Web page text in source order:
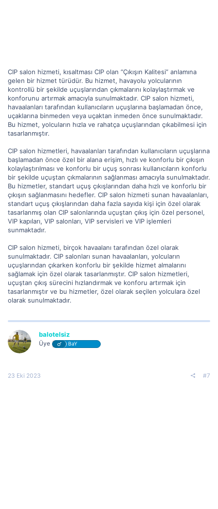
CIP salon hizmeti, kısaltması CIP olan “Çıkışın Kalitesi” anlamına
gelen bir hizmet türüdür. Bu hizmet, havayolu yolcularının
kontrollü bir şekilde uçuşlarından çıkmalarını kolaylaştırmak ve
konforunu artırmak amacıyla sunulmaktadır. CIP salon hizmeti,
havaalanları tarafından kullanıcıların uçuşlarına başlamadan önce,
uçaklarına binmeden veya uçaktan inmeden önce sunulmaktadır.
Bu hizmet, yolcuların hızla ve rahatça uçuşlarından çıkabilmesi için
tasarlanmıştır.
CIP salon hizmetleri, havaalanları tarafından kullanıcıların uçuşlarına
başlamadan önce özel bir alana erişim, hızlı ve konforlu bir çıkışın
kolaylaştırılması ve konforlu bir uçuş sonrası kullanıcıların konforlu
bir şekilde uçuştan çıkmalarının sağlanması amacıyla sunulmaktadır.
Bu hizmetler, standart uçuş çıkışlarından daha hızlı ve konforlu bir
çıkışın sağlanmasını hedefler. CIP salon hizmeti sunan havaalanları,
standart uçuş çıkışlarından daha fazla sayıda kişi için özel olarak
tasarlanmış olan CIP salonlarında uçuştan çıkış için özel personel,
VIP kapıları, VIP salonları, VIP servisleri ve VIP işlemleri
sunmaktadır.
CIP salon hizmeti, birçok havaalanı tarafından özel olarak
sunulmaktadır. CIP salonları sunan havaalanları, yolcuların
uçuşlarından çıkarken konforlu bir şekilde hizmet almalarını
sağlamak için özel olarak tasarlanmıştır. CIP salon hizmetleri,
uçuştan çıkış sürecini hızlandırmak ve konforu artırmak için
tasarlanmıştır ve bu hizmetler, özel olarak seçilen yolculara özel
olarak sunulmaktadır.
balotelsiz
Üye BaY
23 Eki 2023 #7